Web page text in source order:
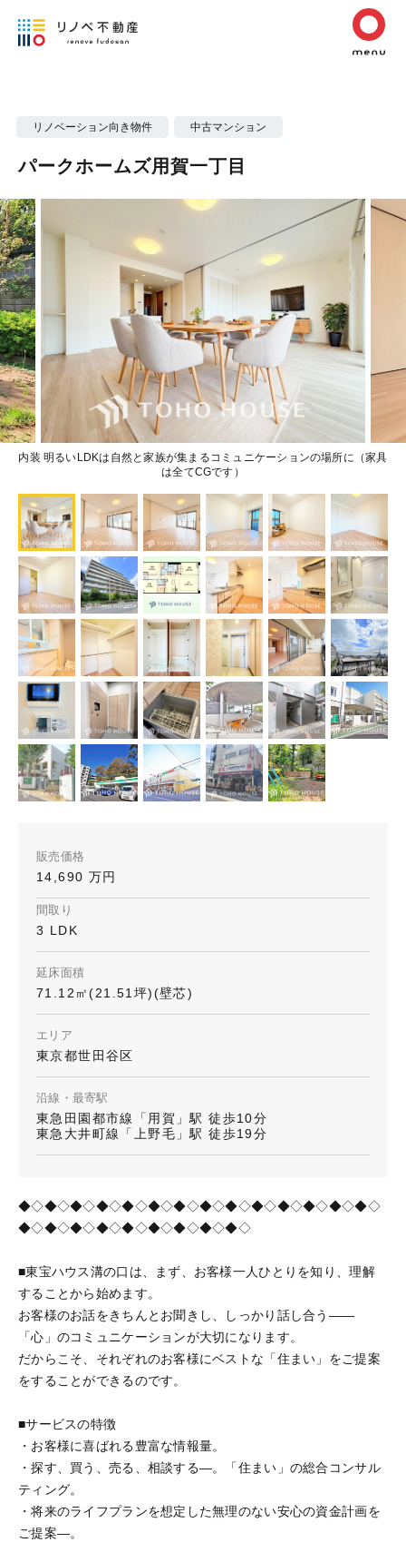
リノベーション向き物件 中古マンション
パークホームズ用賀一丁目
内装 明るいLDKは自然と家族が集まるコミュニケーションの場所に（家具
は全てCGです）
販売価格
14,690 万円
間取り
3 LDK
延床面積
71.12㎡(21.51坪)(壁芯)
エリア
東京都世田谷区
沿線・最寄駅
東急田園都市線「用賀」駅 徒歩10分
東急大井町線「上野毛」駅 徒歩19分
◆◇◆◇◆◇◆◇◆◇◆◇◆◇◆◇◆◇◆◇◆◇◆◇◆◇◆◇
◆◇◆◇◆◇◆◇◆◇◆◇◆◇◆◇◆◇
■東宝ハウス溝の口は、まず、お客様一人ひとりを知り、理解
することから始めます。
お客様のお話をきちんとお聞きし、しっかり話し合う——
「心」のコミュニケーションが大切になります。
だからこそ、それぞれのお客様にベストな「住まい」をご提案
をすることができるのです。
■サービスの特徴
・お客様に喜ばれる豊富な情報量。
・探す、買う、売る、相談する—。「住まい」の総合コンサル
ティング。
・将来のライフプランを想定した無理のない安心の資金計画を
ご提案—。